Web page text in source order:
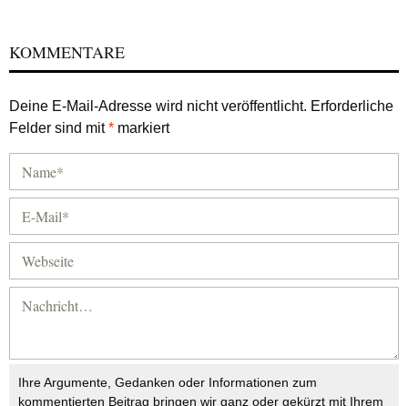
KOMMENTARE
Deine E-Mail-Adresse wird nicht veröffentlicht. Erforderliche
Felder sind mit* markiert
Ihre Argumente, Gedanken oder Informationen zum
kommentierten Beitrag bringen wir ganz oder gekürzt mit Ihrem